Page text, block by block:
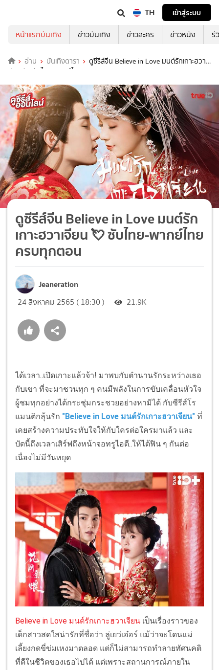
TH
เข้าสู่ระบบ
หน้าแรกบันเทิง
ข่าวบันเทิง ข่าวละคร ข่าวหนัง รี
อ่าน บันเทิงดารา
ดูซีรีส์จีน Believe in Love มนต์รักเกาะฮวา
เจียน 💘 ซับไทย-พากย์ไทยครบทุกตอน
ดูซีรีส์จีน Believe in Love มนต์รัก
เกาะฮวาเจียน 💘 ซับไทย-พากย์ไทย
ครบทุกตอน
Jeaneration
24 สิงหาคม 2565 ( 18:30 ) 21.9K
ได้เวลา..เปิดเกาะแล้วจ้า! มาพบกับตำนานรักระหว่างเธอ
กับเขา ที่จะมาชวนทุก ๆ คนมีพลังในการขับเคลื่อนหัวใจ
ผู้ชมทุกอย่างได้กระชุ่มกระชวยอย่างหามิได้ กับซีรีส์โร
แมนติกลุ้นรัก "Believe in Love มนต์รักเกาะฮวาเจียน" ที่
เคยสร้างความประทับใจให้กับใครต่อใครมาแล้ว และ
บัดนี้ถึงเวลาเสิร์ฟถึงหน้าจอทรูไอดี..ให้ได้ฟิน ๆ กันต่อ
เนื่องไม่มีวันหยุด
Believe in Love มนต์รักเกาะฮวาเจียน เป็นเรื่องราวของ
เด็กสาวสดใสน่ารักที่ชื่อว่า ลู่เยว่เอ๋อร์ แม้ว่าจะโดนแม่
เลี้ยงกดขี่ข่มเหงมาตลอด แต่ก็ไม่สามารถทำลายทัศนคติ
ที่ดีในชีวิตของเธอไปได้ แต่เพราะสถานการณ์ภายใน